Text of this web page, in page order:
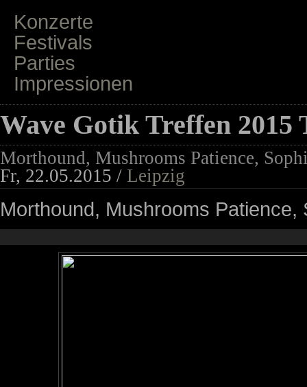
Konzerte
Festivals
Parties
Impressionen
Wave Gotik Treffen 2015
Morthound, Mushrooms Patience,
Fr, 22.05.2015 / Leipzig
Morthound, Mushrooms